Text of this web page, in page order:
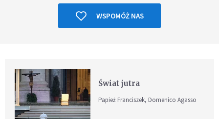
WSPOMÓŻ NAS
Świat jutra
Papież Franciszek, Domenico Agasso